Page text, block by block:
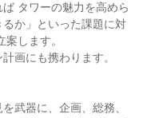
タワーの魅力を高めら
か」といった課題に対
します。
画にも携わります。
武器に、企画、総務、